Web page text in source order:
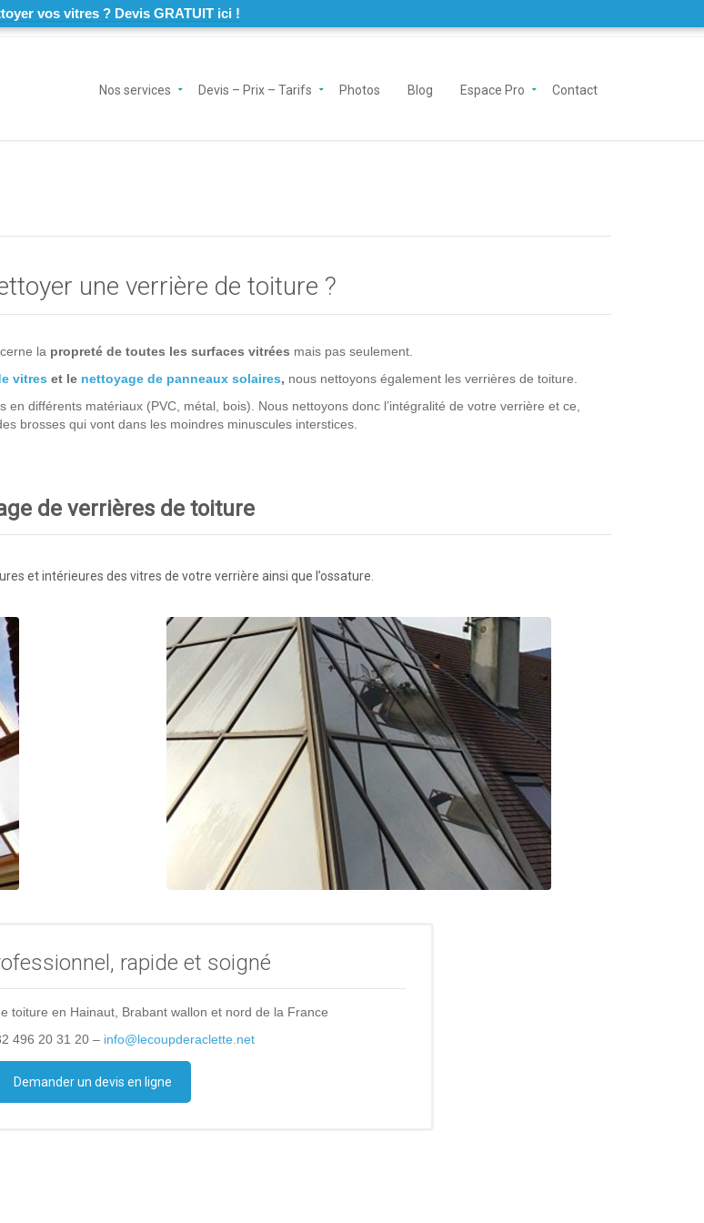
vos vitres ? Devis GRATUIT ici !
Nos services Devis – Prix – Tarifs Photos Blog Espace Pro Contact
une verrière de toiture ?
la propreté de toutes les surfaces vitrées mais pas seulement.
vitres et le nettoyage de panneaux solaires, nous nettoyons également les verrières de toiture.
différents matériaux (PVC, métal, bois). Nous nettoyons donc l’intégralité de votre verrière et ce,
brosses qui vont dans les moindres minuscules interstices.
de verrières de toiture
et intérieures des vitres de votre verrière ainsi que l’ossature.
rapide et soigné
toiture en Hainaut, Brabant wallon et nord de la France
496 20 31 20 – info@lecoupderaclette.net
Demander un devis en ligne